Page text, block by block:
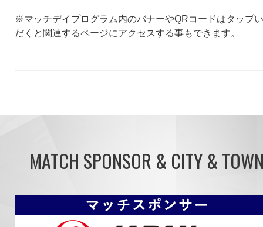
※マッチデイプログラム内のバナーやQRコードはタップ
だくと関連するページにアクセスする事もできます。
MATCH SPONSOR & CITY &